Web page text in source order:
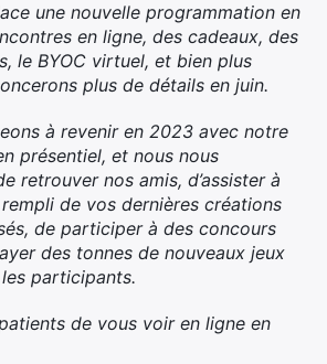
une nouvelle programmation en
en ligne, des cadeaux, des
le BYOC virtuel, et bien plus
plus de détails en juin.
à revenir en 2023 avec notre
présentiel, et nous nous
retrouver nos amis, d’assister à
rempli de vos dernières créations
de participer à des concours
des tonnes de nouveaux jeux
participants.
de vous voir en ligne en